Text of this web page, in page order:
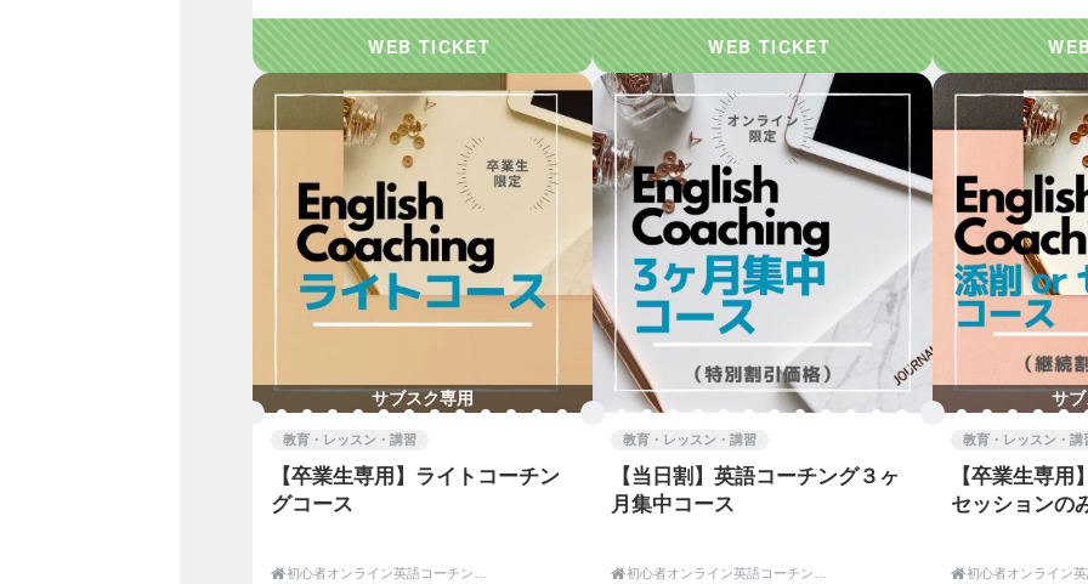
また、達成するまでのプロセスもとても大切にしています。
英語を習得することは、簡単なことではありません。
その間には、山あり谷あり、モチベーションのキープも容易ではありません。
私たちが提供している「コーチング」というスタイルは、
そんな状況を一緒になって解決し、乗り越えていきます。
一人では乗り越えられないことも、隣で励まし、応援してくれ、アドバイスを貰えたら
乗り越えることができるのです。
その過程で、今までできなかったことがどんどんできるようになり、
「自信」に変わっていくと信じています。
・これまで、自分で努力してきたけど、話せるようにならなかった・・」
・いつもやってみるけど、3日坊主・・
・時間は費やしているのだけど、成果を実感できない・・
大丈夫です。
サブスク専用
教育・レッスン・講習
【卒業生専用】ライトコーチン
グコース
 初心者オンライン英語コーチング|English Coaching Academy Tokyo
教育・レッスン・講習
【当日割】英語コーチング３ヶ
月集中コース
 初心者オンライン英語コーチング|English Coaching Academy Tokyo
サ
教育・レッスン・講
【卒業生専用
セッションの
